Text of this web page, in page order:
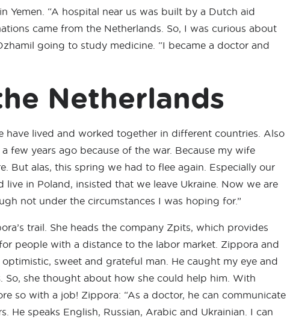
Yemen. “A hospital near us was built by a Dutch aid
came from the Netherlands. So, I was curious about
going to study medicine. “I became a doctor and
Netherlands
have lived and worked together in different countries. Also
few years ago because of the war. Because my wife
But alas, this spring we had to flee again. Especially our
in Poland, insisted that we leave Ukraine. Now we are
not under the circumstances I was hoping for.”
trail. She heads the company Zpits, which provides
people with a distance to the labor market. Zippora and
sweet and grateful man. He caught my eye and
So, she thought about how she could help him. With
so with a job! Zippora: “As a doctor, he can communicate
He speaks English, Russian, Arabic and Ukrainian. I can